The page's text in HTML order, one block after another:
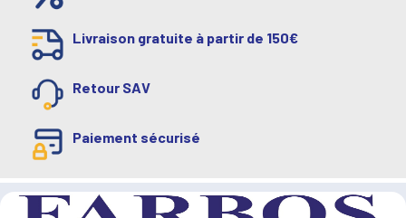
Livraison gratuite à partir de 150€
Retour SAV
Paiement sécurisé